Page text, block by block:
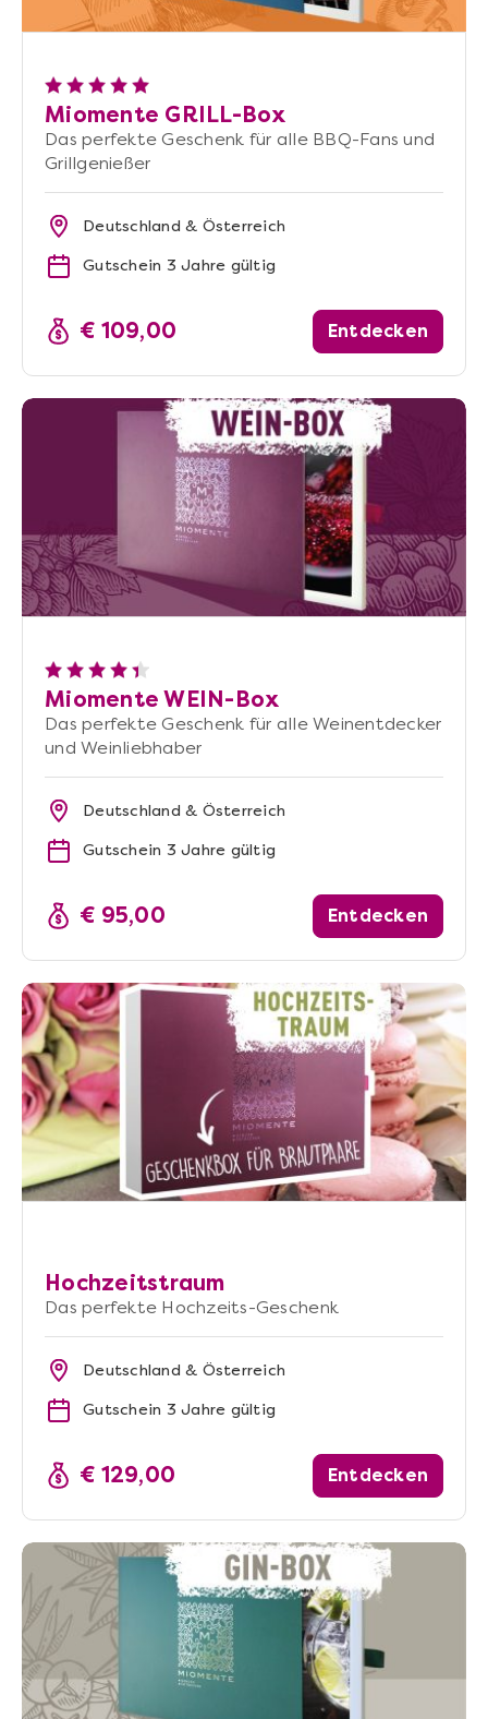
Miomente GRILL-Box
Das perfekte Geschenk für alle BBQ-Fans und
Grillgenießer
Deutschland & Österreich
Gutschein 3 Jahre gültig
€ 109,00 Entdecken
Miomente WEIN-Box
Das perfekte Geschenk für alle Weinentdecker
und Weinliebhaber
Deutschland & Österreich
Gutschein 3 Jahre gültig
€ 95,00 Entdecken
Hochzeitstraum
Das perfekte Hochzeits-Geschenk
Deutschland & Österreich
Gutschein 3 Jahre gültig
€ 129,00 Entdecken